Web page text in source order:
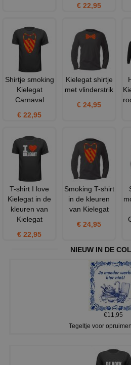
€ 22,95
Shirtje smoking
Kielegat
Carnaval
€ 22,95
Kielegat shirtje
met vlinderstrik
€ 24,95
T-shirt I love
Kielegat in de
kleuren van
Kielegat
€ 22,95
Smoking T-shirt
in de kleuren
van Kielegat
€ 24,95
NIEUW IN DE
€11,95
Tegeltje voor